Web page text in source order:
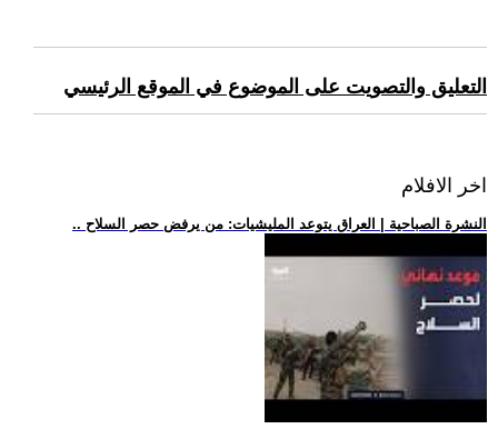
التعليق والتصويت على الموضوع في الموقع الرئيسي
اخر الافلام
.. النشرة الصباحية | العراق يتوعد المليشيات: من يرفض حصر السلاح